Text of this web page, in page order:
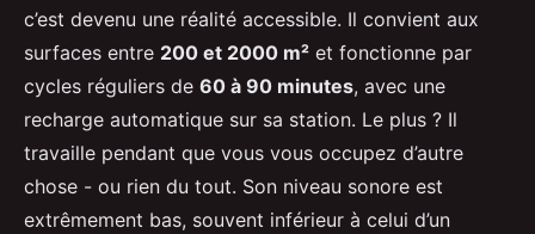
c’est devenu une réalité accessible. Il convient aux
surfaces entre 200 et 2000 m² et fonctionne par
cycles réguliers de 60 à 90 minutes, avec une
recharge automatique sur sa station. Le plus ? Il
travaille pendant que vous vous occupez d’autre
chose - ou rien du tout. Son niveau sonore est
extrêmement bas, souvent inférieur à celui d’un